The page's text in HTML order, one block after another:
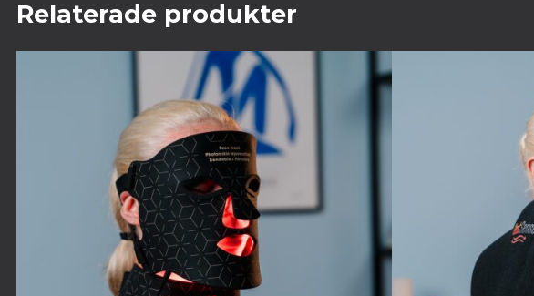
Relaterade produkter